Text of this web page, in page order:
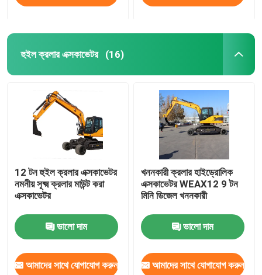
হুইল ক্রলার এক্সকাভেটর (16)
12 টন হুইল ক্রলার এক্সকাভেটর
নমনীয় সূক্ষ্ম ক্রলার মাউন্ট করা
এক্সকাভেটর
ভালো দাম
আমাদের সাথে যোগাযোগ করুন
খননকারী ক্রলার হাইড্রোলিক
এক্সকাভেটর WEAX12 9 টন
মিনি ডিজেল খননকারী
ভালো দাম
আমাদের সাথে যোগাযোগ করুন